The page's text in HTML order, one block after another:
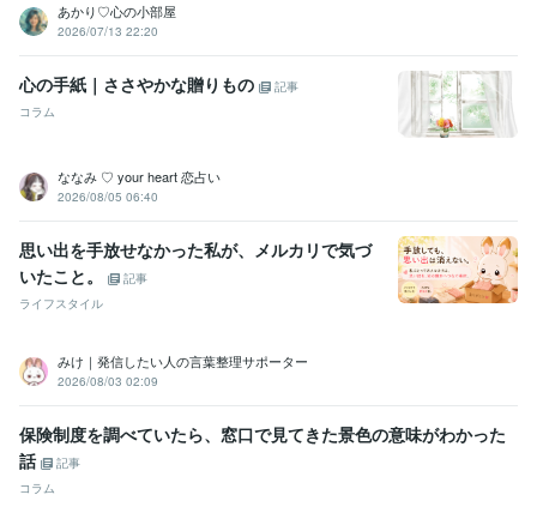
あかり♡心の小部屋
2026/07/13 22:20
心の手紙｜ささやかな贈りもの
記事
コラム
ななみ ♡ your heart 恋占い
2026/08/05 06:40
思い出を手放せなかった私が、メルカリで気づ
いたこと。
記事
ライフスタイル
みけ｜発信したい人の言葉整理サポーター
2026/08/03 02:09
保険制度を調べていたら、窓口で見てきた景色の意味がわかった
話
記事
コラム